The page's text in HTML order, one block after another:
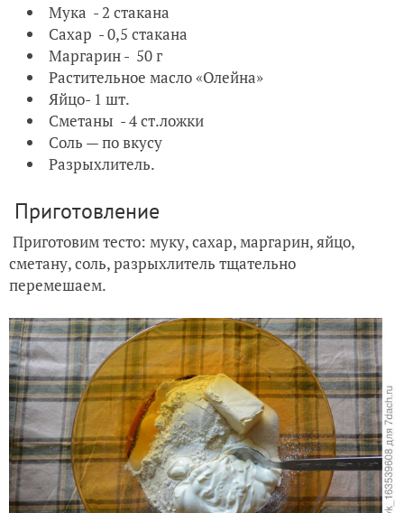
Мука - 2 стакана
Сахар - 0,5 стакана
Маргарин - 50 г
Растительное масло «Олейна»
Яйцо- 1 шт.
Сметаны - 4 ст.ложки
Соль — по вкусу
Разрыхлитель.
Приготовление
Приготовим тесто: муку, сахар, маргарин, яйцо,
сметану, соль, разрыхлитель тщательно
перемешаем.